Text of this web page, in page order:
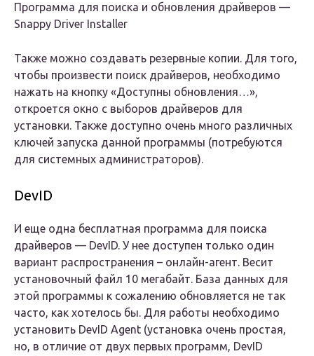
Программа для поиска и обновления драйверов —
Snappy Driver Installer
Также можно создавать резервные копии. Для того,
чтобы произвести поиск драйверов, необходимо
нажать на кнопку «Доступны обновления…»,
откроется окно с выборов драйверов для
установки. Также доступно очень много различных
ключей запуска данной программы (потребуются
для системных администраторов).
DevID
И еще одна бесплатная программа для поиска
драйверов — DevID. У нее доступен только один
вариант распространения – онлайн-агент. Весит
установочный файл 10 мегабайт. База данных для
этой программы к сожалению обновляется не так
часто, как хотелось бы. Для работы необходимо
установить DevID Agent (установка очень простая,
но, в отличие от двух первых программ, DevID